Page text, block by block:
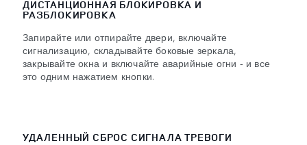
ДИСТАНЦИОННАЯ БЛОКИРОВКА И
РАЗБЛОКИРОВКА
Запирайте или отпирайте двери, включайте
сигнализацию, складывайте боковые зеркала,
закрывайте окна и включайте аварийные огни ‑ и все
это одним нажатием кнопки.
УДАЛЕННЫЙ СБРОС СИГНАЛА ТРЕВОГИ